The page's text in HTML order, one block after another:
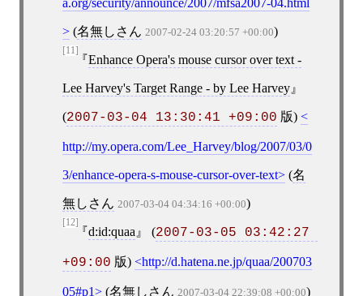
(名無しさん 2007-02-24 03:20:57 +00:00)
[11]
Enhance Opera's mouse cursor over text -
Lee Harvey's Target Range - by Lee Harvey
(2007-03-04 13:30:41 +09:00 版)
http://my.opera.com/Lee_Harvey/blog/2007/03/0
3/enhance-opera-s-mouse-cursor-over-text (名
無しさん 2007-03-04 04:34:16 +00:00)
[12]
d:id:quaa (2007-03-05 03:42:27
+09:00 版) http://d.hatena.ne.jp/quaa/200703
05#p1 (名無しさん 2007-03-04 22:39:08 +00:00)